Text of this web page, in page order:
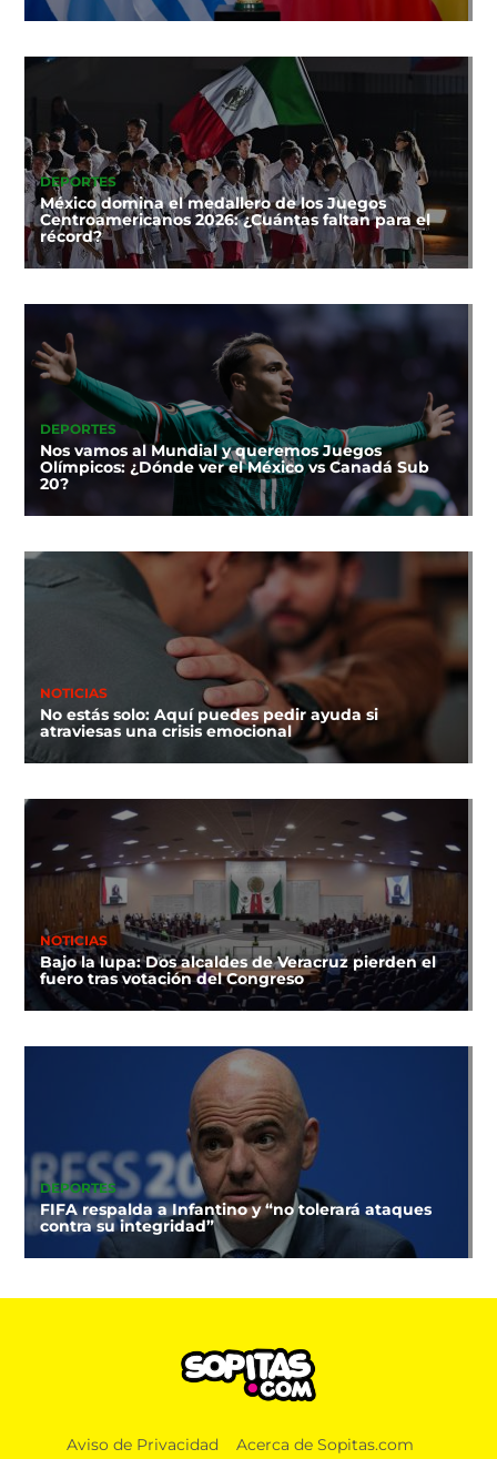
DEPORTES
México domina el medallero de los Juegos
Centroamericanos 2026: ¿Cuántas faltan para el
récord?
DEPORTES
Nos vamos al Mundial y queremos Juegos
Olímpicos: ¿Dónde ver el México vs Canadá Sub
20?
NOTICIAS
No estás solo: Aquí puedes pedir ayuda si
atraviesas una crisis emocional
NOTICIAS
Bajo la lupa: Dos alcaldes de Veracruz pierden el
fuero tras votación del Congreso
DEPORTES
FIFA respalda a Infantino y “no tolerará ataques
contra su integridad”
Aviso de Privacidad Acerca de Sopitas.com